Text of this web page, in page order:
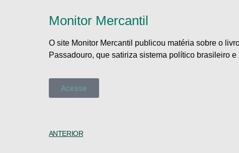
Monitor Mercantil
O site Monitor Mercantil publicou matéria sobre o
Passadouro, que satiriza sistema político brasileiro e
Acesse
ANTERIOR